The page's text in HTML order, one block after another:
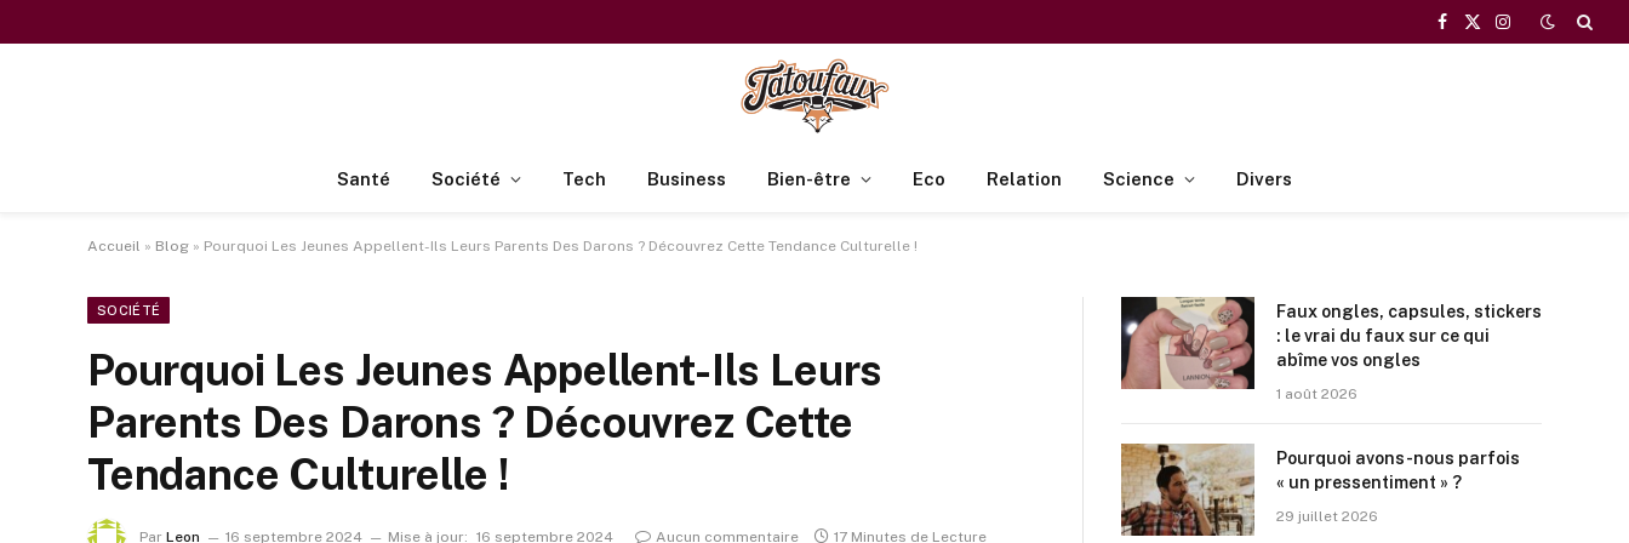
Facebook
X
Instagram
Santé Société Tech Business Bien-être Eco Relation Science Divers
Accueil » Blog » Pourquoi Les Jeunes Appellent-Ils Leurs Parents Des Darons ? Découvrez Cette Tendance Culturelle !
SOCIÉTÉ
Pourquoi Les Jeunes Appellent-Ils Leurs
Parents Des Darons ? Découvrez Cette
Tendance Culturelle !
Par Leon 16 septembre 2024 Mise à jour: 16 septembre 2024 Aucun commentaire 17 Minutes de Lecture
Faux ongles, capsules, stickers
: le vrai du faux sur ce qui
abîme vos ongles
1 août 2026
Pourquoi avons-nous parfois
« un pressentiment » ?
29 juillet 2026